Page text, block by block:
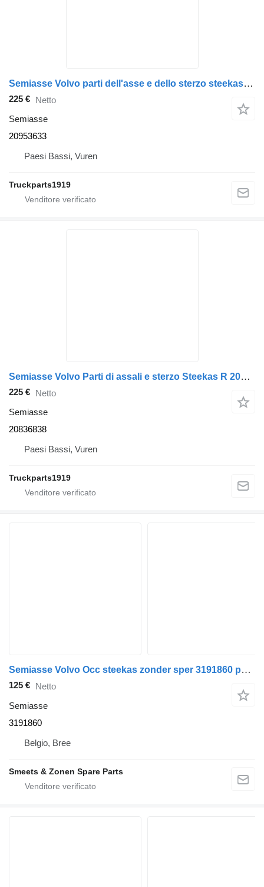
Semiasse Volvo parti dell'asse e dello sterzo steekas + sper 20953633 per camion
225 € Netto
Semiasse
20953633
Paesi Bassi, Vuren
Truckparts1919
Semiasse Volvo Parti di assali e sterzo Steekas R 20836838 per camion
225 € Netto
Semiasse
20836838
Paesi Bassi, Vuren
Truckparts1919
Semiasse Volvo Occ steekas zonder sper 3191860 per camion
125 € Netto
Semiasse
3191860
Belgio, Bree
Smeets & Zonen Spare Parts